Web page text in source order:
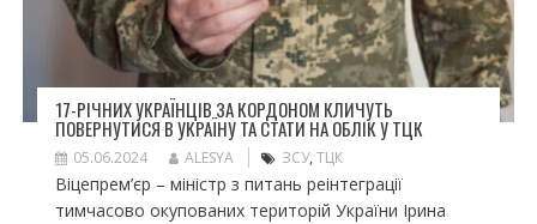
17-РІЧНИХ УКРАЇНЦІВ ЗА КОРДОНОМ КЛИЧУТЬ
ПОВЕРНУТИСЯ В УКРАЇНУ ТА СТАТИ НА ОБЛІК У ТЦК
05.06.2024 ALESYA ЗСУ, ТЦК
Віцепрем’єр – міністр з питань реінтеграції
тимчасово окупованих територій України Ірина